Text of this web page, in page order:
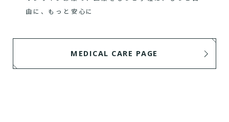
由に、もっと安心に
MEDICAL CARE PAGE